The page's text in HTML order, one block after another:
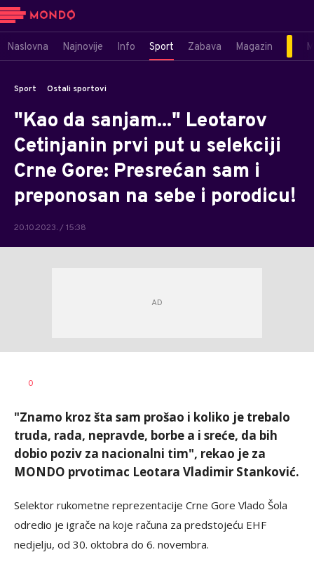
Naslovna Najnovije Info Sport Zabava Magazin
Sport Ostali sportovi
"Kao da sanjam..." Leotarov
Cetinjanin prvi put u selekciji
Crne Gore: Presrećan sam i
preponosan na sebe i porodicu!
20.10.2023. / 15:38
AUTORI
Jakovljević
0
"Znamo kroz šta sam prošao i koliko je trebalo
truda, rada, nepravde, borbe a i sreće, da bih
dobio poziv za nacionalni tim", rekao je za
MONDO prvotimac Leotara Vladimir Stanković.
Selektor rukometne reprezentacije Crne Gore Vlado Šola
odredio je igrače na koje računa za predstojeću EHF
nedjelju, od 30. oktobra do 6. novembra.